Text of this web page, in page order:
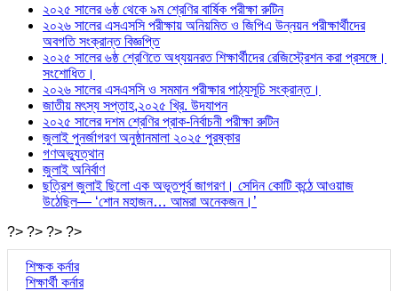
২০২৫ সালের ৬ষ্ঠ থেকে ৯ম শ্রেণির বার্ষিক পরীক্ষা রুটিন
২০২৬ সালের এসএসসি পরীক্ষায় অনিয়মিত ও জিপিএ উন্নয়ন পরীক্ষার্থীদের
অবগতি সংক্রান্ত বিজ্ঞপ্তি
২০২৫ সালের ৬ষ্ঠ শ্রেণিতে অধ্যয়নরত শিক্ষার্থীদের রেজিস্ট্রেশন করা প্রসঙ্গে।
সংশোধিত।
২০২৬ সালের এসএসসি ও সমমান পরীক্ষার পাঠ্যসূচি সংক্রান্ত।
জাতীয় মৎস্য সপ্তাহ,২০২৫ খ্রি. উদযাপন
২০২৫ সালের দশম শ্রেণির প্রাক-নির্বাচনী পরীক্ষা রুটিন
জুলাই পুনর্জাগরণ অনুষ্ঠানমালা ২০২৫ পুরষ্কার
গণঅভ্যুত্থান
জুলাই অনির্বাণ
ছত্রিশ জুলাই ছিলো এক অভূতপূর্ব জাগরণ। সেদিন কোটি কন্ঠে আওয়াজ
উঠেছিল— ‘শোন মহাজন… আমরা অনেকজন।’
?> ?> ?> ?>
শিক্ষক কর্নার
শিক্ষার্থী কর্নার